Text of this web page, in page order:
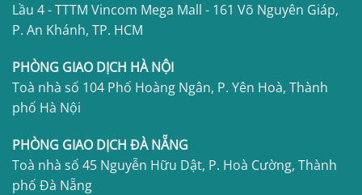
Lầu 4 - TTTM Vincom Mega Mall - 161 Võ Nguyên Giáp,
P. An Khánh, TP. HCM
PHÒNG GIAO DỊCH HÀ NỘI
Toà nhà số 104 Phố Hoàng Ngân, P. Yên Hoà, Thành
phố Hà Nội
PHÒNG GIAO DỊCH ĐÀ NẴNG
Toà nhà số 45 Nguyễn Hữu Dật, P. Hoà Cường, Thành
phố Đà Nẵng